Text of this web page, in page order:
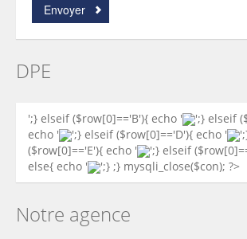
Envoyer
DPE
';} elseif ($row[0]=='B'){ echo '
';} elseif
echo '
';} elseif ($row[0]=='D'){ echo '
($row[0]=='E'){ echo '
';} elseif
else{ echo '
';} ;} mysqli_close($con); ?>
Notre agence